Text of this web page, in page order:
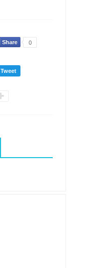
Share 0
Tweet